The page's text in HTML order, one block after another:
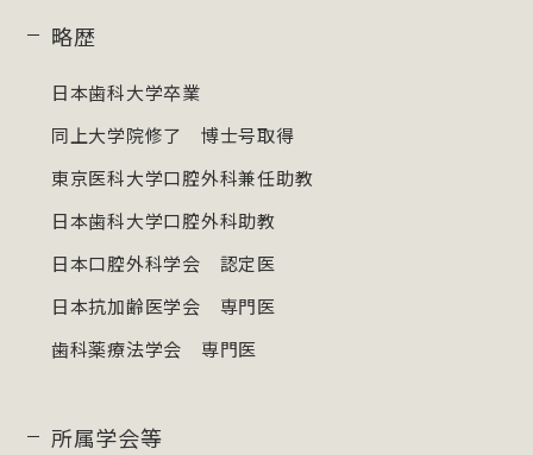
略歴
日本歯科大学卒業
同上大学院修了 博士号取得
東京医科大学口腔外科兼任助教
日本歯科大学口腔外科助教
日本口腔外科学会 認定医
日本抗加齢医学会 専門医
歯科薬療法学会 専門医
所属学会等